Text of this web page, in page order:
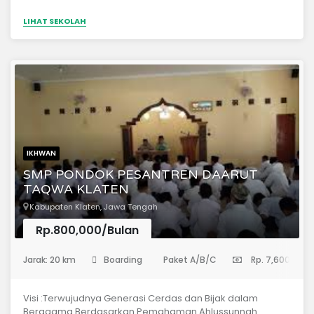
LIHAT SEKOLAH
IKHWAN
SMP PONDOK PESANTREN DAARUT
TAQWA KLATEN
Kabupaten Klaten, Jawa Tengah
Rp.800,000/Bulan
Jarak: 20 km Boarding Paket A/B/C Rp. 7,600,000
Visi :Terwujudnya Generasi Cerdas dan Bijak dalam